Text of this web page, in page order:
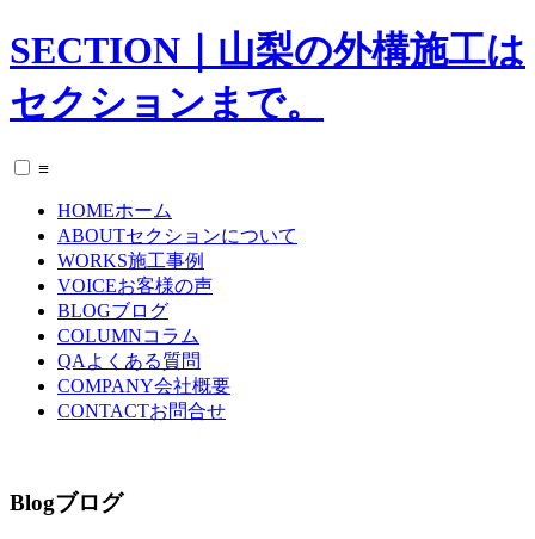
SECTION｜山梨の外構施工は
セクションまで。
≡
HOMEホーム
ABOUTセクションについて
WORKS施工事例
VOICEお客様の声
BLOGブログ
COLUMNコラム
QA よくある質問
COMPANY会社概要
CONTACTお問合せ
Blogブログ